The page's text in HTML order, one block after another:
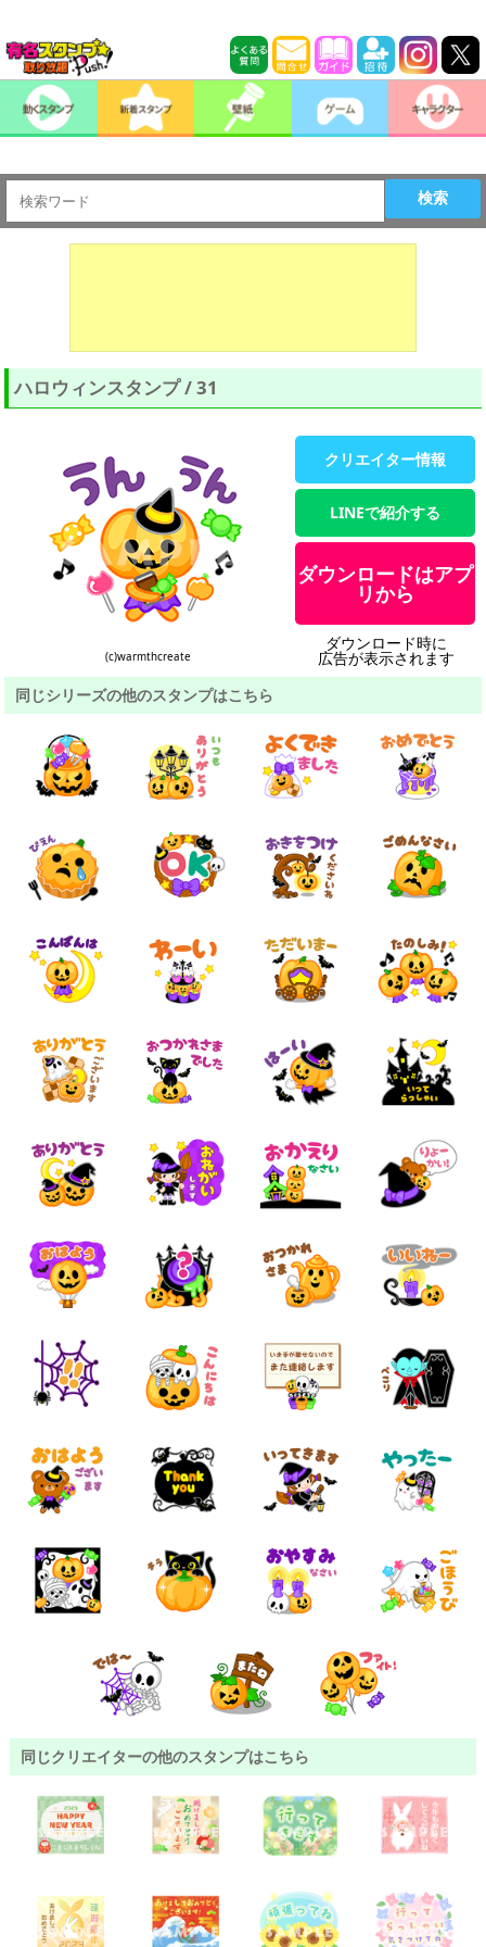
検索
ハロウィンスタンプ / 31
(c)warmthcreate
クリエイター情報
LINEで紹介する
ダウンロードはアプ
リから
ダウンロード時に
広告が表示されます
同じシリーズの他のスタンプはこちら
同じクリエイターの他のスタンプはこちら